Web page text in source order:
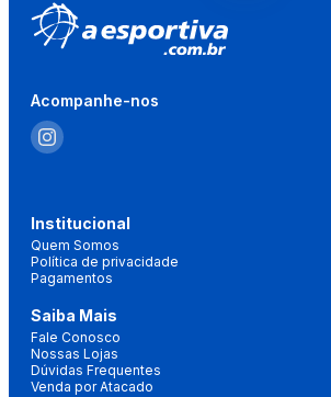
Acompanhe-nos
Institucional
Quem Somos
Política de privacidade
Pagamentos
Saiba Mais
Fale Conosco
Nossas Lojas
Dúvidas Frequentes
Venda por Atacado